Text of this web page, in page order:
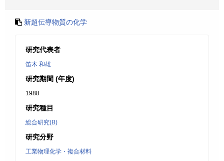
新超伝導物質の化学
研究代表者
笛木 和雄
研究期間 (年度)
1988
研究種目
総合研究(B)
研究分野
工業物理化学・複合材料